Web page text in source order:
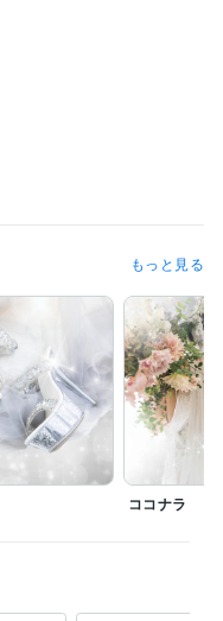
して
もっと見る
ココナラ